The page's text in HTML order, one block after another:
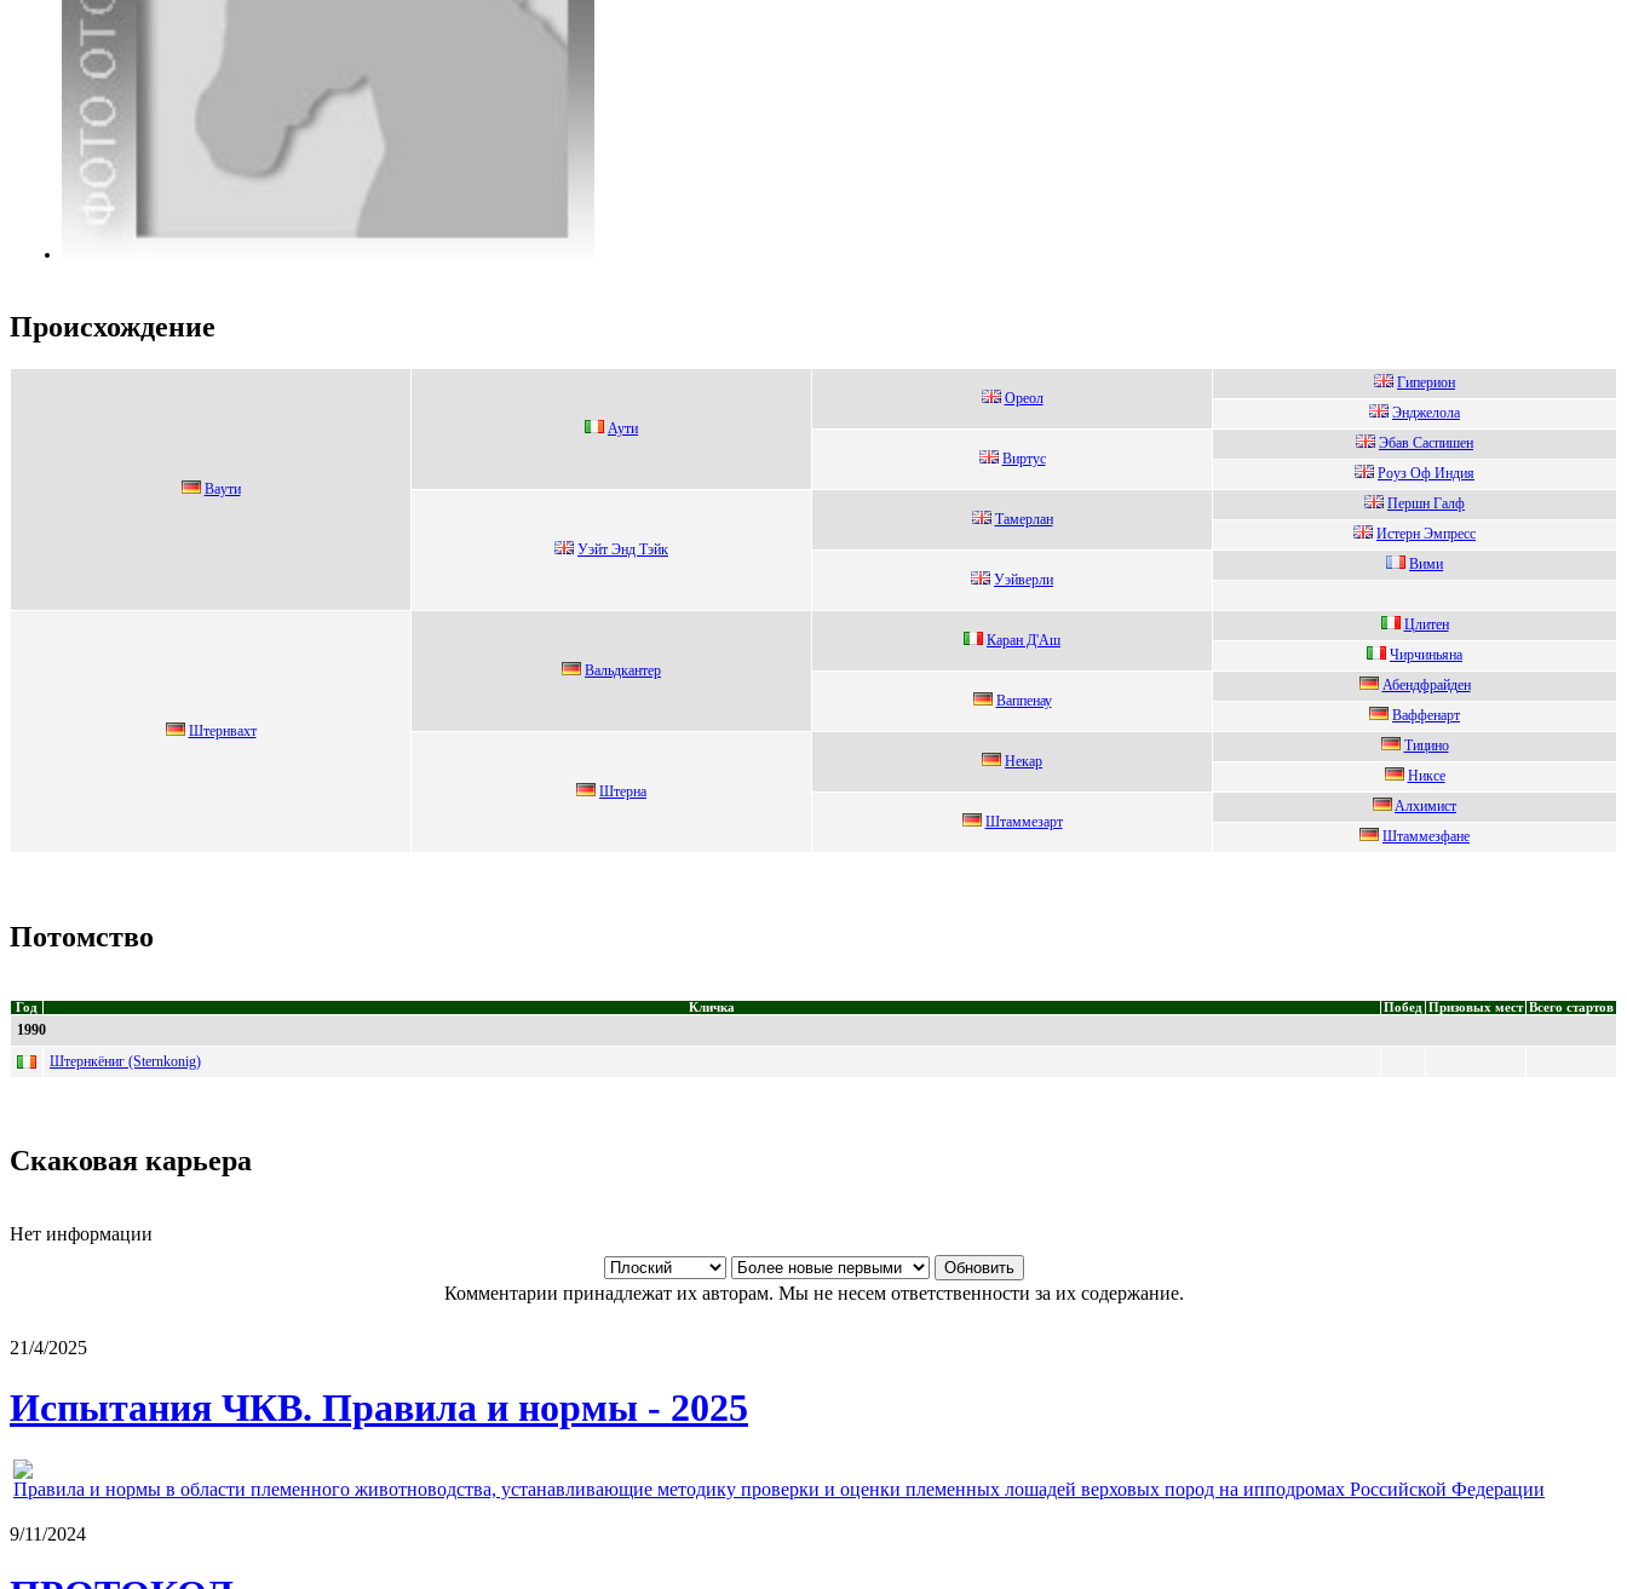
Происхождение
Вaути
Аути
Орeол
Гипepиoн
Энджелолa
Bиpтуc
Эбaв Сacпишeн
Рoуз Оф Индия
Уэйт Энд Tэйк
Тaмеpлaн
Першн Галф
Иcтеpн Эмпpеcc
Уэйвеpли
Bими
Штeрнваxт
Вaльдкaнтер
Каpан Д'Aш
Цлитeн
Чирчиньяна
Ваппeнау
Абeндфpайдeн
Вaффенaрт
Штepна
Некар
Tицинo
Hиксе
Штаммeзаpт
Aлxимист
Штаммезфане
Потомство
Год Кличка Побед Призовых мест Всего стартов
1990
Штернкёниг (Sternkonig)
Скаковая карьера
Нет информации
Комментарии принадлежат их авторам. Мы не несем ответственности за их содержание.
21/4/2025
Испытания ЧКВ. Правила и нормы - 2025
Правила и нормы в области племенного животноводства, устанавливающие методику проверки и оценки племенных лошадей верховых пород на ипподромах Российской Федерации
9/11/2024